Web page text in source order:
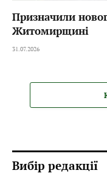
Призначили
Житомирщині
31.07.2026
Вибір редакції